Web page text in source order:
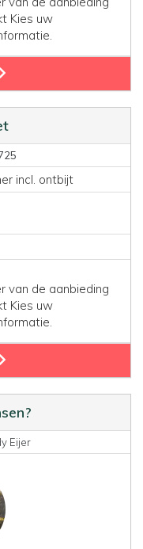
Kies uw
incl. ontbijt
van de aanbieding
Kies uw
Eijer